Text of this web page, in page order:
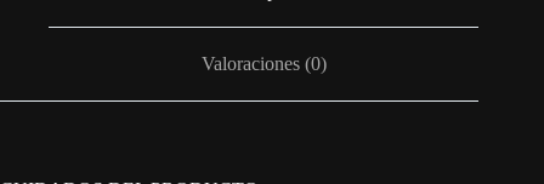
Valoraciones (0)